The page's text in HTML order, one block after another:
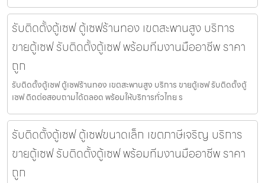
รับติดตั้งตู้เซฟ ตู้เซฟร้านทอง เขตสะพานสูง บริการ
ขายตู้เซฟ รับติดตั้งตู้เซฟ พร้อมทีมงานมืออาชีพ ราคา
ถูก
รับติดตั้งตู้เซฟ ตู้เซฟร้านทอง เขตสะพานสูง บริการ ขายตู้เซฟ รับติดตั้งตู้
เซฟ ติดต่อสอบถามได้ตลอด พร้อมให้บริการทั่วไทย ร
รับติดตั้งตู้เซฟ ตู้เซฟขนาดเล็ก เขตภาษีเจริญ บริการ
ขายตู้เซฟ รับติดตั้งตู้เซฟ พร้อมทีมงานมืออาชีพ ราคา
ถูก